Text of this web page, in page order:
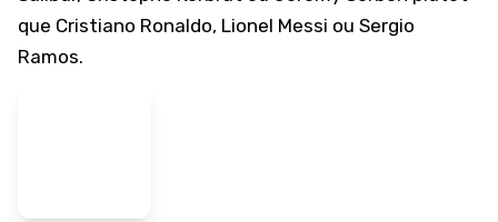
que Cristiano Ronaldo, Lionel Messi ou Sergio
Ramos.